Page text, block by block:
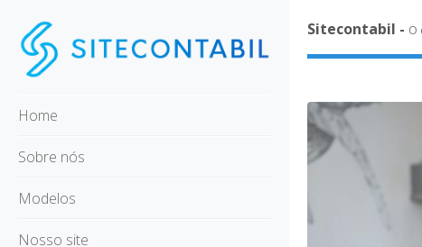
Home
Sobre nós
Modelos
Nosso site
Sitecontabil - O